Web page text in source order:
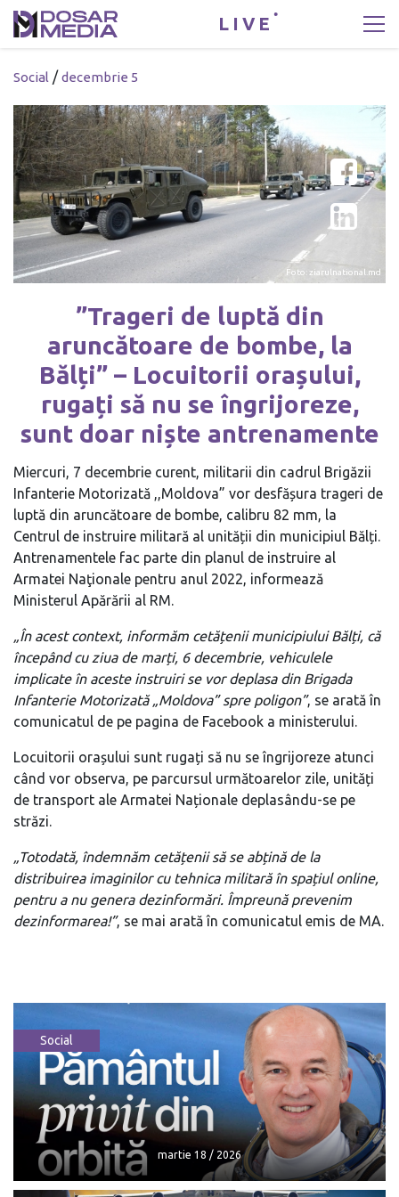
LIVE
Social /decembrie 5
Foto: ziarulnational.md
”Trageri de luptă din
aruncătoare de bombe, la
Bălți” – Locuitorii orașului,
rugați să nu se îngrijoreze,
sunt doar niște antrenamente
Miercuri, 7 decembrie curent, militarii din cadrul Brigăzii
Infanterie Motorizată ,,Moldova” vor desfășura trageri de
luptă din aruncătoare de bombe, calibru 82 mm, la
Centrul de instruire militară al unității din municipiul Bălți.
Antrenamentele fac parte din planul de instruire al
Armatei Naţionale pentru anul 2022, informează
Ministerul Apărării al RM.
„În acest context, informăm cetățenii municipiului Bălți, că
începând cu ziua de marți, 6 decembrie, vehiculele
implicate în aceste instruiri se vor deplasa din Brigada
Infanterie Motorizată „Moldova” spre poligon”, se arată în
comunicatul de pe pagina de Facebook a ministerului.
Locuitorii orașului sunt rugați să nu se îngrijoreze atunci
când vor observa, pe parcursul următoarelor zile, unități
de transport ale Armatei Naționale deplasându-se pe
străzi.
„Totodată, îndemnăm cetățenii să se abțină de la
distribuirea imaginilor cu tehnica militară în spațiul online,
pentru a nu genera dezinformări. Împreună prevenim
dezinformarea!”, se mai arată în comunicatul emis de MA.
Social
martie 18 / 2026